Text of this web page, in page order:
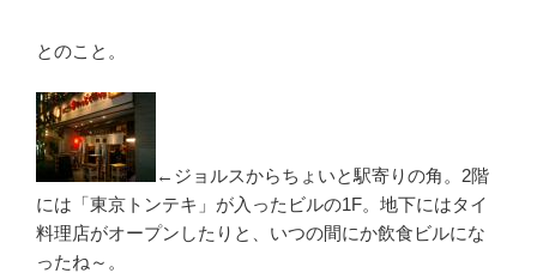
とのこと。
←ジョルスからちょいと駅寄りの角。2階
には「東京トンテキ」が入ったビルの1F。地下にはタイ
料理店がオープンしたりと、いつの間にか飲食ビルにな
ったね～。